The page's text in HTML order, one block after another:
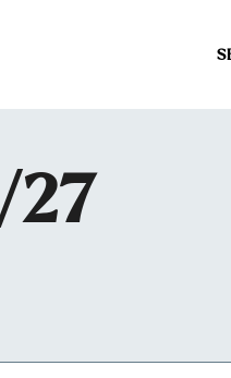
27